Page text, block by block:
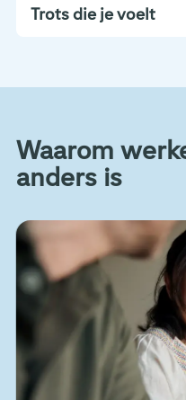
Trots die je voelt
Waarom
anders is